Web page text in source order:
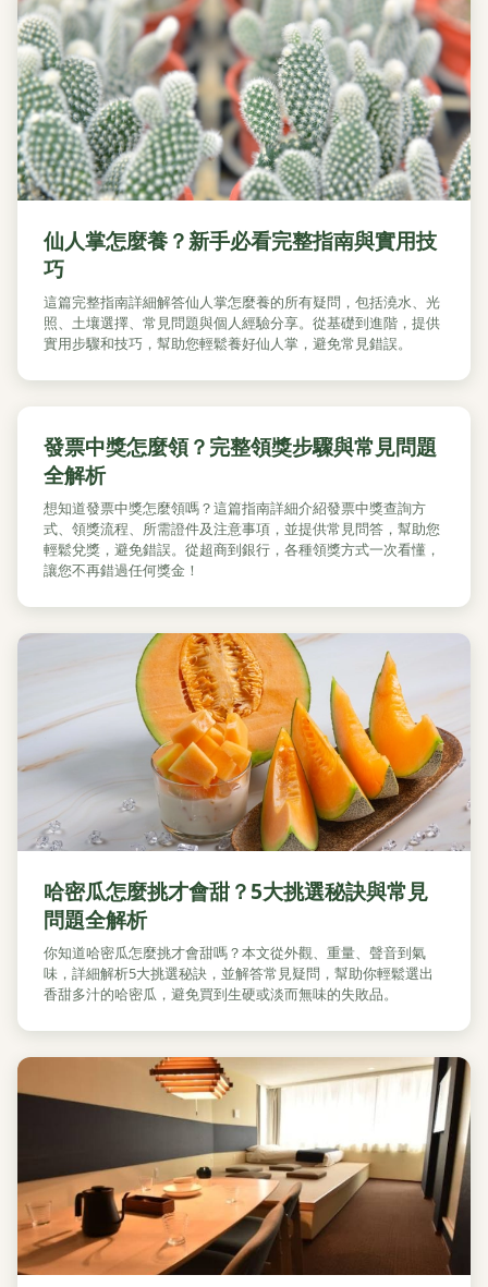
仙人掌怎麼養？新手必看完整指南與實用技
巧
這篇完整指南詳細解答仙人掌怎麼養的所有疑問，包括澆水、光
照、土壤選擇、常見問題與個人經驗分享。從基礎到進階，提供
實用步驟和技巧，幫助您輕鬆養好仙人掌，避免常見錯誤。
發票中獎怎麼領？完整領獎步驟與常見問題
全解析
想知道發票中獎怎麼領嗎？這篇指南詳細介紹發票中獎查詢方
式、領獎流程、所需證件及注意事項，並提供常見問答，幫助您
輕鬆兌獎，避免錯誤。從超商到銀行，各種領獎方式一次看懂，
讓您不再錯過任何獎金！
哈密瓜怎麼挑才會甜？5大挑選秘訣與常見
問題全解析
你知道哈密瓜怎麼挑才會甜嗎？本文從外觀、重量、聲音到氣
味，詳細解析5大挑選秘訣，並解答常見疑問，幫助你輕鬆選出
香甜多汁的哈密瓜，避免買到生硬或淡而無味的失敗品。